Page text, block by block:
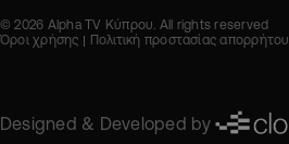
© 2026 Alpha TV Κύπρου. All rights reserved
Όροι χρήσης
Πολιτική προστασίας απορρήτου
Designed & Developed by